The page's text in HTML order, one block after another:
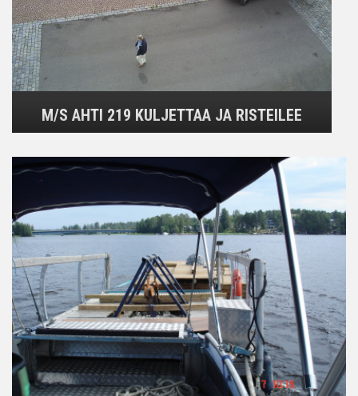
M/S AHTI 219 KULJETTAA JA RISTEILEE